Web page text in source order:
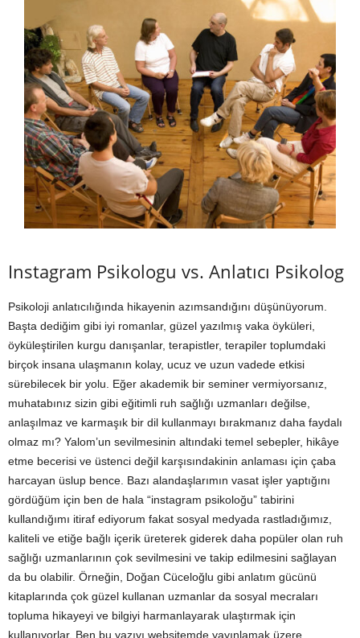
Instagram Psikologu vs. Anlatıcı Psikolog
Psikoloji anlatıcılığında hikayenin azımsandığını düşünüyorum.
Başta dediğim gibi iyi romanlar, güzel yazılmış vaka öyküleri,
öyküleştirilen kurgu danışanlar, terapistler, terapiler toplumdaki
birçok insana ulaşmanın kolay, ucuz ve uzun vadede etkisi
sürebilecek bir yolu. Eğer akademik bir seminer vermiyorsanız,
muhatabınız sizin gibi eğitimli ruh sağlığı uzmanları değilse,
anlaşılmaz ve karmaşık bir dil kullanmayı bırakmanız daha faydalı
olmaz mı? Yalom’un sevilmesinin altındaki temel sebepler, hikâye
etme becerisi ve üstenci değil karşısındakinin anlaması için çaba
harcayan üslup bence. Bazı alandaşlarımın vasat işler yaptığını
gördüğüm için ben de hala “instagram psikoloğu” tabirini
kullandığımı itiraf ediyorum fakat sosyal medyada rastladığımız,
kaliteli ve etiğe bağlı içerik üreterek giderek daha popüler olan ruh
sağlığı uzmanlarının çok sevilmesini ve takip edilmesini sağlayan
da bu olabilir. Örneğin, Doğan Cüceloğlu gibi anlatım gücünü
kitaplarında çok güzel kullanan uzmanlar da sosyal mecraları
topluma hikayeyi ve bilgiyi harmanlayarak ulaştırmak için
kullanıyorlar. Ben bu yazıyı websitemde yayınlamak üzere